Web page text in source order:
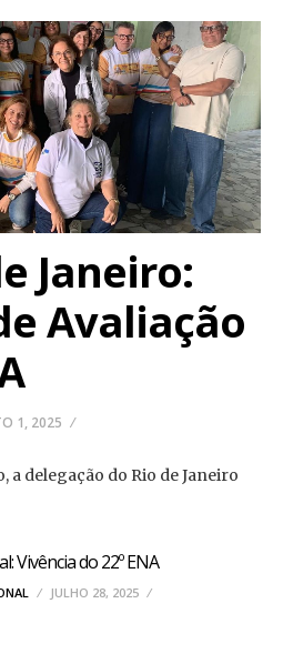
Janeiro:
Avaliação
1, 2025
a delegação do Rio de Janeiro
Vivência do 22º ENA
JULHO 28, 2025